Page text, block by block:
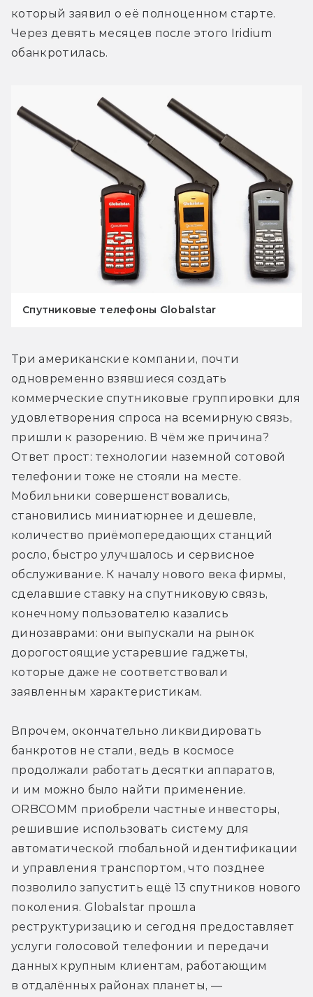
который заявил о её полноценном старте.
Через девять месяцев после этого Iridium
обанкротилась.
Спутниковые телефоны Globalstar
Три американские компании, почти
одновременно взявшиеся создать
коммерческие спутниковые группировки для
удовлетворения спроса на всемирную связь,
пришли к разорению. В чём же причина?
Ответ прост: технологии наземной сотовой
телефонии тоже не стояли на месте.
Мобильники совершенствовались,
становились миниатюрнее и дешевле,
количество приёмопередающих станций
росло, быстро улучшалось и сервисное
обслуживание. К началу нового века фирмы,
сделавшие ставку на спутниковую связь,
конечному пользователю казались
динозаврами: они выпускали на рынок
дорогостоящие устаревшие гаджеты,
которые даже не соответствовали
заявленным характеристикам.
Впрочем, окончательно ликвидировать
банкротов не стали, ведь в космосе
продолжали работать десятки аппаратов,
и им можно было найти применение.
ORBCOMM приобрели частные инвесторы,
решившие использовать систему для
автоматической глобальной идентификации
и управления транспортом, что позднее
позволило запустить ещё 13 спутников нового
поколения. Globalstar прошла
реструктуризацию и сегодня предоставляет
услуги голосовой телефонии и передачи
данных крупным клиентам, работающим
в отдалённых районах планеты, —